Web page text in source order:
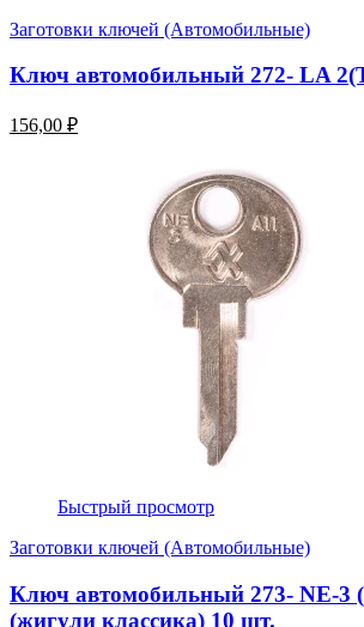
Заготовки ключей (Автомобильные)
Ключ автомобильный 272- LA
156,00 ₽
Быстрый просмотр
Заготовки ключей (Автомобильные)
Ключ автомобильный 273- NE-3
(жигули классика) 10 шт.